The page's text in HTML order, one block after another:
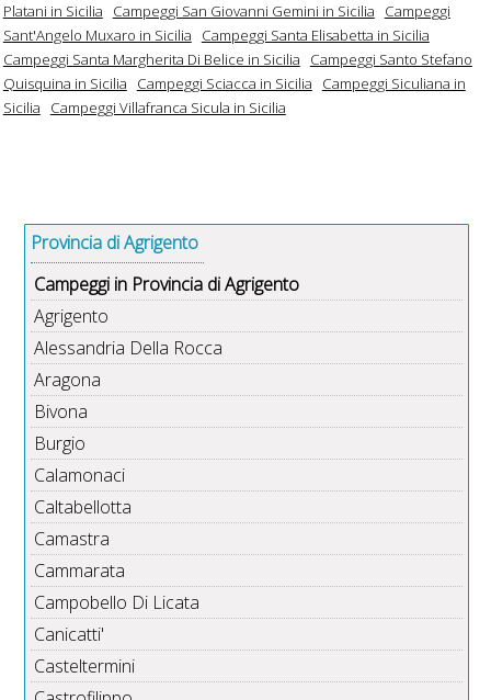
Platani in Sicilia
Campeggi San Giovanni Gemini in Sicilia
Campeggi
Sant'Angelo Muxaro in Sicilia
Campeggi Santa Elisabetta in Sicilia
Campeggi Santa Margherita Di Belice in Sicilia
Campeggi Santo Stefano
Quisquina in Sicilia
Campeggi Sciacca in Sicilia
Campeggi Siculiana in
Sicilia
Campeggi Villafranca Sicula in Sicilia
Provincia di Agrigento
Campeggi in Provincia di Agrigento
Agrigento
Alessandria Della Rocca
Aragona
Bivona
Burgio
Calamonaci
Caltabellotta
Camastra
Cammarata
Campobello Di Licata
Canicatti'
Casteltermini